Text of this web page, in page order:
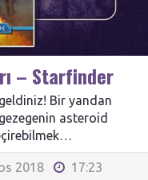
– Starfinder
Bir yandan
asteroid
2018 17:23